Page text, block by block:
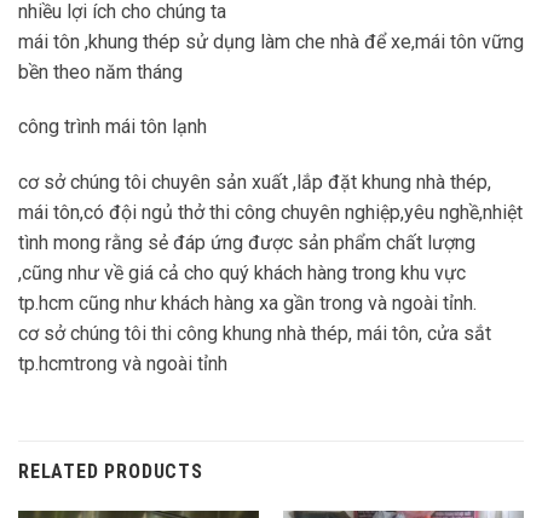
nhiều lợi ích cho chúng ta
mái tôn ,khung thép sử dụng làm che nhà để xe,mái tôn vững
bền theo năm tháng
công trình mái tôn lạnh
cơ sở chúng tôi chuyên sản xuất ,lắp đặt khung nhà thép,
mái tôn,có đội ngủ thở thi công chuyên nghiệp,yêu nghề,nhiệt
tình mong rằng sẻ đáp ứng được sản phẩm chất lượng
,cũng như về giá cả cho quý khách hàng trong khu vực
tp.hcm cũng như khách hàng xa gần trong và ngoài tỉnh.
cơ sở chúng tôi thi công khung nhà thép, mái tôn, cửa sắt
tp.hcmtrong và ngoài tỉnh
RELATED PRODUCTS